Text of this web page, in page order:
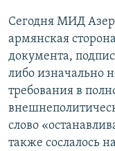
Сегодня МИД
армянская
документа,
либо изначально
требования в
слово
также сослалось